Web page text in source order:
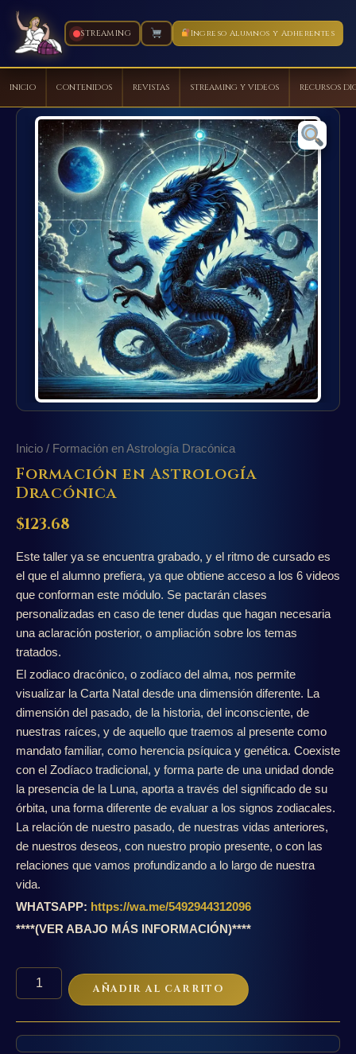
STREAMING Ingreso Alumnos y Adherentes
INICIO CONTENIDOS REVISTAS STREAMING Y VIDEOS RECURSOS
contenido
Inicio / Formación en Astrología Dracónica
Formación en Astrología
Dracónica
$123.68
Este taller ya se encuentra grabado, y el ritmo de cursado es
el que el alumno prefiera, ya que obtiene acceso a los 6 videos
que conforman este módulo. Se pactarán clases
personalizadas en caso de tener dudas que hagan necesaria
una aclaración posterior, o ampliación sobre los temas
tratados.
El zodiaco dracónico, o zodíaco del alma, nos permite
visualizar la Carta Natal desde una dimensión diferente. La
dimensión del pasado, de la historia, del inconsciente, de
nuestras raíces, y de aquello que traemos al presente como
mandato familiar, como herencia psíquica y genética. Coexiste
con el Zodíaco tradicional, y forma parte de una unidad donde
la presencia de la Luna, aporta a través del significado de su
órbita, una forma diferente de evaluar a los signos zodiacales.
La relación de nuestro pasado, de nuestras vidas anteriores,
de nuestros deseos, con nuestro propio presente, o con las
relaciones que vamos profundizando a lo largo de nuestra
vida.
WHATSAPP: https://wa.me/5492944312096
****(VER ABAJO MÁS INFORMACIÓN)****
Formación
Dracónica
cantidad
AÑADIR AL CARRITO